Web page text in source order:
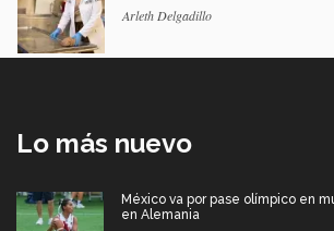
Arleth Delgadillo
Lo más nuevo
México va por pase olímpico en
en Alemania